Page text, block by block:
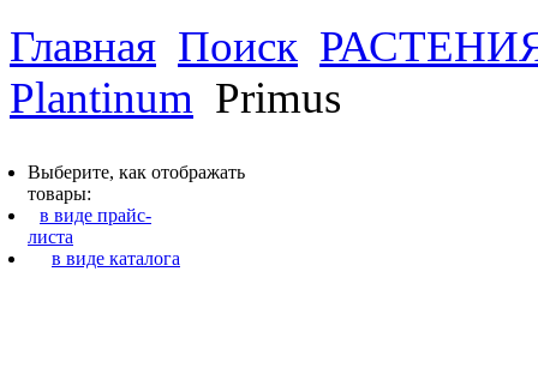
Главная Поиск
Plantinum Primus
Выберите, как отображать
товары:
в виде прайс-
листа
в виде каталога